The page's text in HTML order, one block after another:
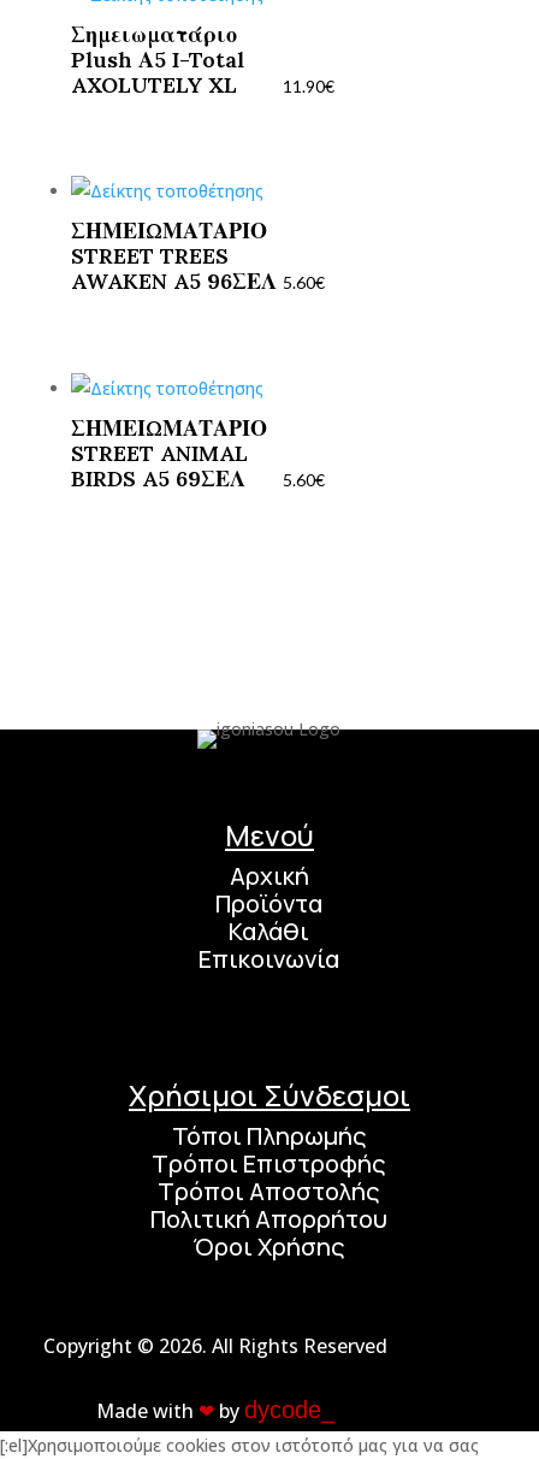
Σημειωματάριο
Plush Α5 I-Total
AXOLUTELY XL
11.90€
ΣΗΜΕΙΩΜΑΤΑΡΙΟ
STREET TREES
AWAKEN A5 96ΣΕΛ 5.60€
ΣΗΜΕΙΩΜΑΤΑΡΙΟ
STREET ANIMAL
BIRDS A5 69ΣΕΛ
5.60€
Μενού
Αρχική
Προϊόντα
Καλάθι
Επικοινωνία
Χρήσιμοι Σύνδεσμοι
Τόποι Πληρωμής
Τρόποι Επιστροφής
Τρόποι Αποστολής
Πολιτική Απορρήτου
Όροι Χρήσης
Copyright © 2026. All Rights Reserved
Made with ❤︎ bydycode_
[:el]Χρησιμοποιούμε cookies στον ιστότοπό μας για να σας